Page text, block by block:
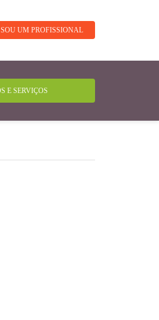
SOU UM PROFISSIONAL